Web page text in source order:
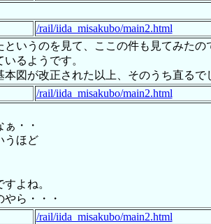
/rail/iida_misakubo/main2.html
いうのを見て、ここの件も見てみた
るようです。
図が改正された以上、そのうち直る
/rail/iida_misakubo/main2.html
・・
うほど
よね。
ら・・・
/rail/iida_misakubo/main2.html